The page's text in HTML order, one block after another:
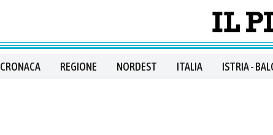
CRONACA REGIONE NORDEST ITALIA ISTRIA -